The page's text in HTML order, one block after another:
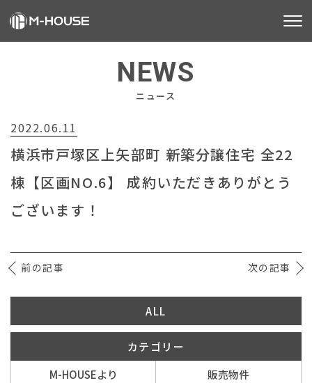
不動産事業
建築事業
会社情報
イベント情報
NEWS
ニュース
2022.06.11
横浜市戸塚区上矢部町 新築分譲住宅 全22
棟【区画NO.6】 成約いただきありがとう
ございます！
前の記事 次の記事
ALL
カテゴリー
M-HOUSEより
販売物件